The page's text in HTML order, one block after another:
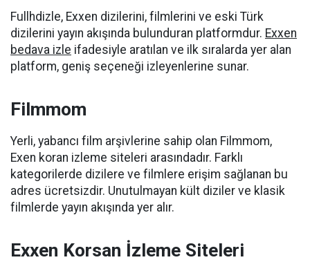
Fullhdizle, Exxen dizilerini, filmlerini ve eski Türk
dizilerini yayın akışında bulunduran platformdur. Exxen
bedava izle ifadesiyle aratılan ve ilk sıralarda yer alan
platform, geniş seçeneği izleyenlerine sunar.
Filmmom
Yerli, yabancı film arşivlerine sahip olan Filmmom,
Exen koran izleme siteleri arasındadır. Farklı
kategorilerde dizilere ve filmlere erişim sağlanan bu
adres ücretsizdir. Unutulmayan kült diziler ve klasik
filmlerde yayın akışında yer alır.
Exxen Korsan İzleme Siteleri